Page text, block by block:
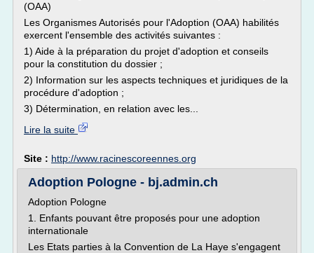
(OAA)
Les Organismes Autorisés pour l'Adoption (OAA) habilités
exercent l'ensemble des activités suivantes :
1) Aide à la préparation du projet d'adoption et conseils
pour la constitution du dossier ;
2) Information sur les aspects techniques et juridiques de la
procédure d'adoption ;
3) Détermination, en relation avec les...
Lire la suite
Site : http://www.racinescoreennes.org
Adoption Pologne - bj.admin.ch
Adoption Pologne
1. Enfants pouvant être proposés pour une adoption
internationale
Les Etats parties à la Convention de La Haye s'engagent